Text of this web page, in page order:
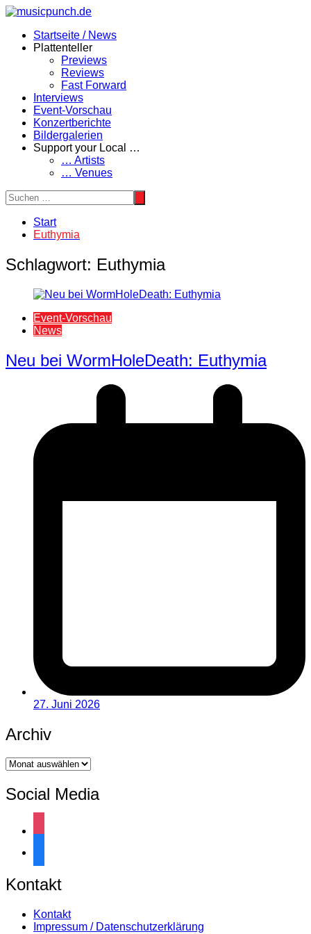
Zum
springenStartseite / News
Plattenteller
Previews
Reviews
Fast Forward
Interviews
Event-Vorschau
Konzertberichte
Bildergalerien
Support your Local …
… Artists
… Venues
Start
Euthymia
Schlagwort: Euthymia
Event-Vorschau
News
Neu bei WormHoleDeath: Euthymia
27. Juni 2026
Archiv
Archiv
Social Media
Kontakt
Kontakt
Impressum / Datenschutzerklärung